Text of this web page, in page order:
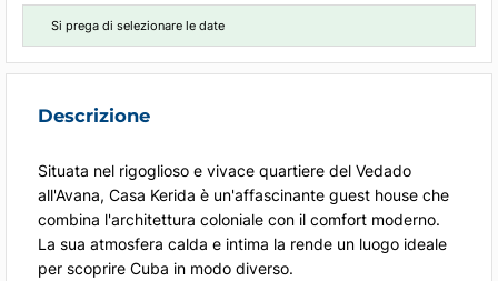
Si prega di selezionare le date
Descrizione
Situata nel rigoglioso e vivace quartiere del Vedado
all'Avana, Casa Kerida è un'affascinante guest house che
combina l'architettura coloniale con il comfort moderno.
La sua atmosfera calda e intima la rende un luogo ideale
per scoprire Cuba in modo diverso.